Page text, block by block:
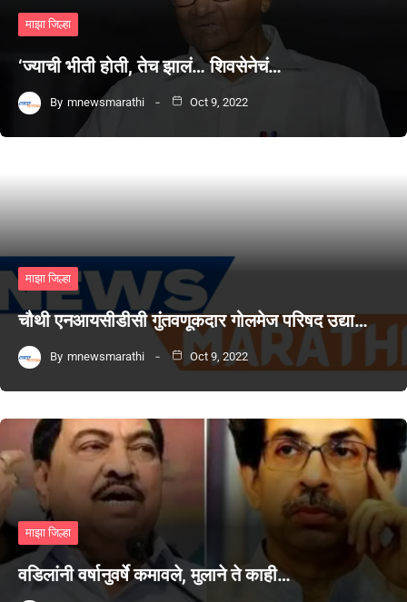
माझा जिल्हा
‘ज्याची भीती होती, तेच झालं… शिवसेनेचं…
By mnewsmarathi Oct 9, 2022
माझा जिल्हा
चौथी एनआयसीडीसी गुंतवणूकदार गोलमेज परिषद उद्या…
By mnewsmarathi Oct 9, 2022
माझा जिल्हा
वडिलांनी वर्षानुवर्षे कमावले, मुलाने ते काही…